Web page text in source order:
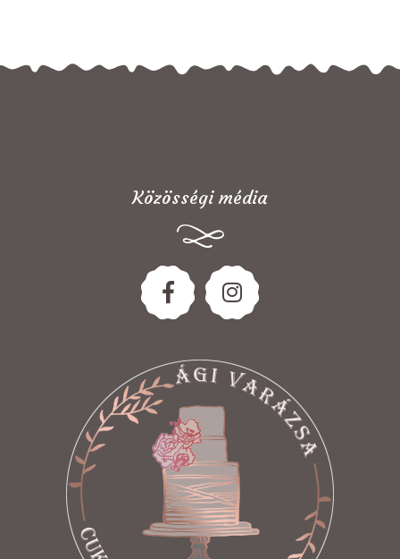
Közösségi média